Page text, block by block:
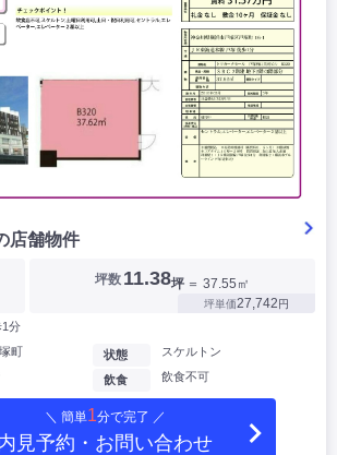
店舗物件
坪数 11.38坪 ＝ 37.55㎡
坪単価27,742円
1分
町 状態 スケルトン
飲食 飲食不可
＼ 簡単1分で完了 ／
見予約・お問い合わせ